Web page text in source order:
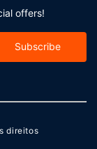
offers!
Subscribe
direitos